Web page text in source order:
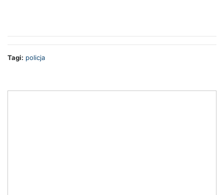
Tagi: policja